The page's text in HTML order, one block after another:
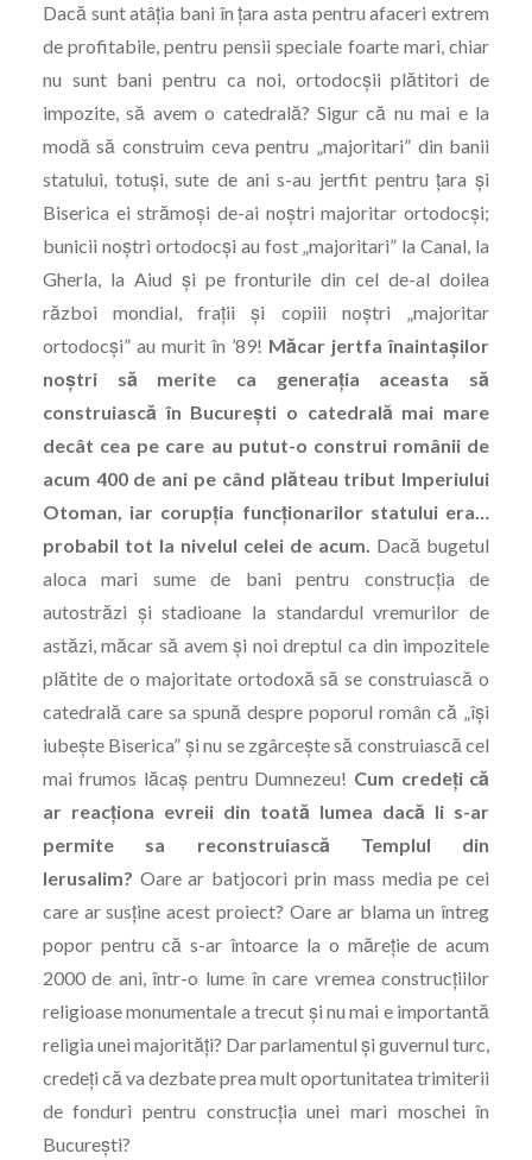
Dacă sunt atâția bani în ţara asta pentru afaceri extrem
de profitabile, pentru pensii speciale foarte mari, chiar
nu sunt bani pentru ca noi, ortodocșii plătitori de
impozite, să avem o catedrală? Sigur că nu mai e la
modă să construim ceva pentru „majoritari” din banii
statului, totuși, sute de ani s-au jertfit pentru ţara şi
Biserica ei strămoși de-ai noștri majoritar ortodocși;
bunicii noștri ortodocși au fost „majoritari” la Canal, la
Gherla, la Aiud şi pe fronturile din cel de-al doilea
război mondial, frații şi copiii noștri „majoritar
ortodocși” au murit în ’89! Măcar jertfa înaintașilor
noștri să merite ca generația aceasta să
construiască în București o catedrală mai mare
decât cea pe care au putut-o construi românii de
acum 400 de ani pe când plăteau tribut Imperiului
Otoman, iar corupția funcționarilor statului era…
probabil tot la nivelul celei de acum. Dacă bugetul
aloca mari sume de bani pentru construcția de
autostrăzi şi stadioane la standardul vremurilor de
astăzi, măcar să avem şi noi dreptul ca din impozitele
plătite de o majoritate ortodoxă să se construiască o
catedrală care sa spună despre poporul român că „își
iubește Biserica” şi nu se zgârcește să construiască cel
mai frumos lăcaș pentru Dumnezeu! Cum credeți că
ar reacționa evreii din toată lumea dacă li s-ar
permite sa reconstruiască Templul din
Ierusalim? Oare ar batjocori prin mass media pe cei
care ar susține acest proiect? Oare ar blama un întreg
popor pentru că s-ar întoarce la o măreție de acum
2000 de ani, într-o lume în care vremea construcțiilor
religioase monumentale a trecut şi nu mai e importantă
religia unei majorități? Dar parlamentul şi guvernul turc,
credeți că va dezbate prea mult oportunitatea trimiterii
de fonduri pentru construcția unei mari moschei în
București?